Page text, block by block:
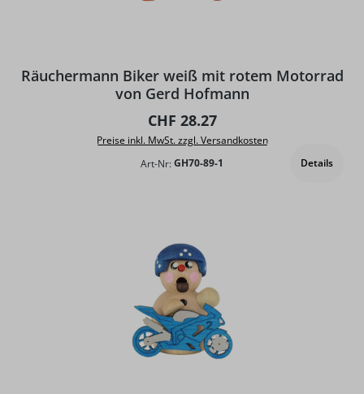
Räuchermann Biker weiß mit rotem Motorrad
von Gerd Hofmann
Regulärer Preis:
CHF 28.27
Preise inkl. MwSt. zzgl. Versandkosten
Art-Nr:GH70-89-1 Details